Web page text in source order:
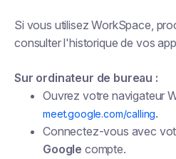
Si vous utilisez WorkSpace,
consulter l'historique de vos
Sur ordinateur de bureau :
Ouvrez votre navigateur
meet.google.com/calling.
Connectez-vous avec
Google compte.